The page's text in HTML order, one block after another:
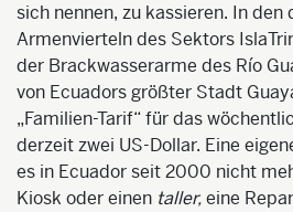
sich nennen, zu kassieren. In
Armenvierteln des Sektors Isla
der Brackwasserarme des Río
von Ecuadors größter Stadt
„Familien-Tarif“ für das
derzeit zwei US-Dollar. Eine
es in Ecuador seit 2000 nicht
Kiosk oder einen taller,eine